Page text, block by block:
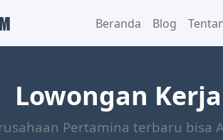
Beranda Blog
Lowongan Kerja
Pertamina terbaru